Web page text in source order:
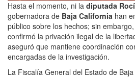
Hasta el momento, ni la diputada
gobernadora de Baja California han
público sobre los hechos; sin
confirmó la privación ilegal de la
aseguró que mantiene coordinación
encargadas de la investigación.
La Fiscalía General del Estado de